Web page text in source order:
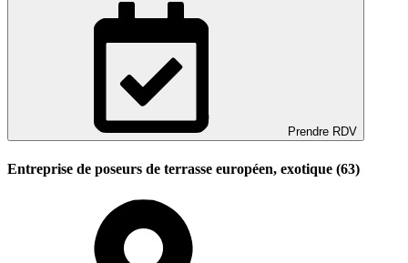
Prendre RDV
Entreprise de poseurs de terrasse européen, exotique (63)